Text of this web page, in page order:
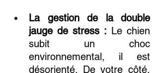
La gestion de la double
jauge de stress : Le chien
subit un choc
environnemental, il est
désorienté. De votre côté,